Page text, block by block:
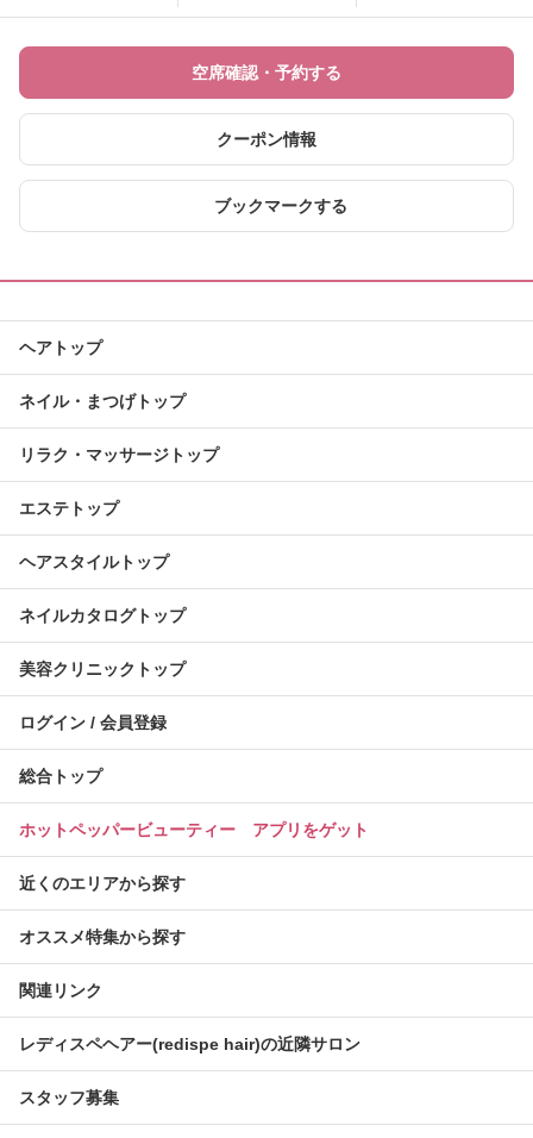
空席確認・予約する
クーポン情報
ブックマークする
ヘアトップ
ネイル・まつげトップ
リラク・マッサージトップ
エステトップ
ヘアスタイルトップ
ネイルカタログトップ
美容クリニックトップ
ログイン / 会員登録
総合トップ
ホットペッパービューティー アプリをゲット
近くのエリアから探す
オススメ特集から探す
関連リンク
レディスペヘアー(redispe hair)の近隣サロン
スタッフ募集